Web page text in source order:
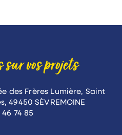
vos projets
des Frères Lumière, Saint
49450 SÈVREMOINE
46 74 85